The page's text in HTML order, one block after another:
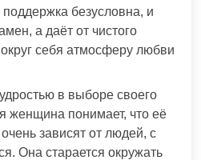
безусловна, и
а даёт от чистого
себя атмосферу любви
в выборе своего
женщина понимает, что её
зависят от людей, с
Она старается окружать